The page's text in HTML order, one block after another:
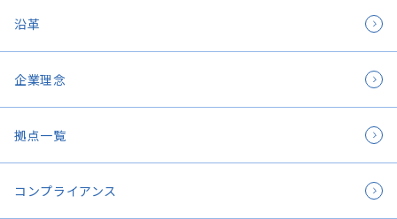
沿革
企業理念
拠点一覧
コンプライアンス